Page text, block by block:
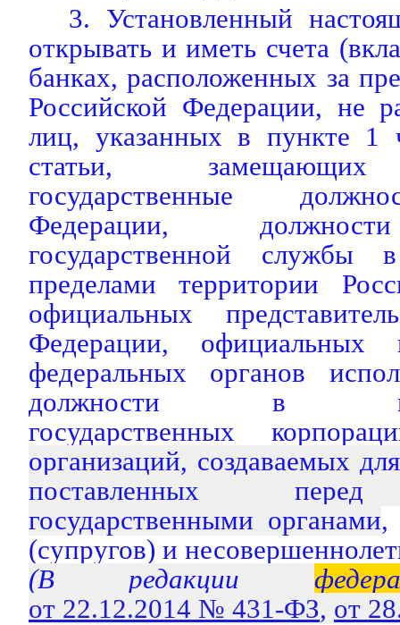
3. Установленный
открывать и иметь счета
банках, расположенных за
Российской Федерации, не
лиц, указанных в пункте 1
статьи,
государственные
Федерации,
государственной службы
пределами территории
официальных
Федерации, официальных
федеральных органов
должности в
государственных
организаций, создаваемых
поставленных
государственными органами,
(супругов) и
(В редакции
от 22.12.2014 № 431-ФЗ, от